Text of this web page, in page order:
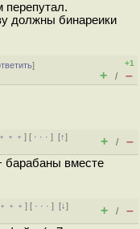
должны бинареики
]
+1
+ / –
﹢﹢﹢] [ · · ·][↑]
+ / –
барабаны вместе
﹢﹢﹢] [ · · ·][↓]
+ / –